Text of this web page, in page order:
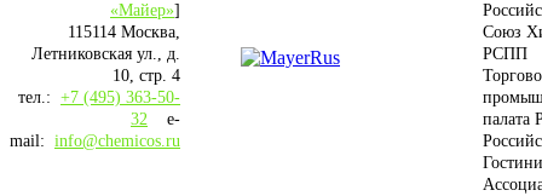
«Майер»]
115114 Москва,
Летниковская ул., д.
10, стр. 4
тел.: +7 (495) 363-50-
32 e-
mail: info@chemicos.ru
Союз
РСПП
палата